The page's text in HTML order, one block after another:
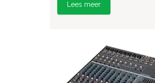
Lees meer